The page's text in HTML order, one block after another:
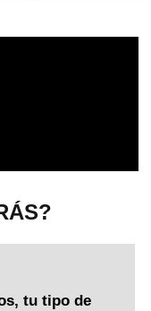
tu tipo de